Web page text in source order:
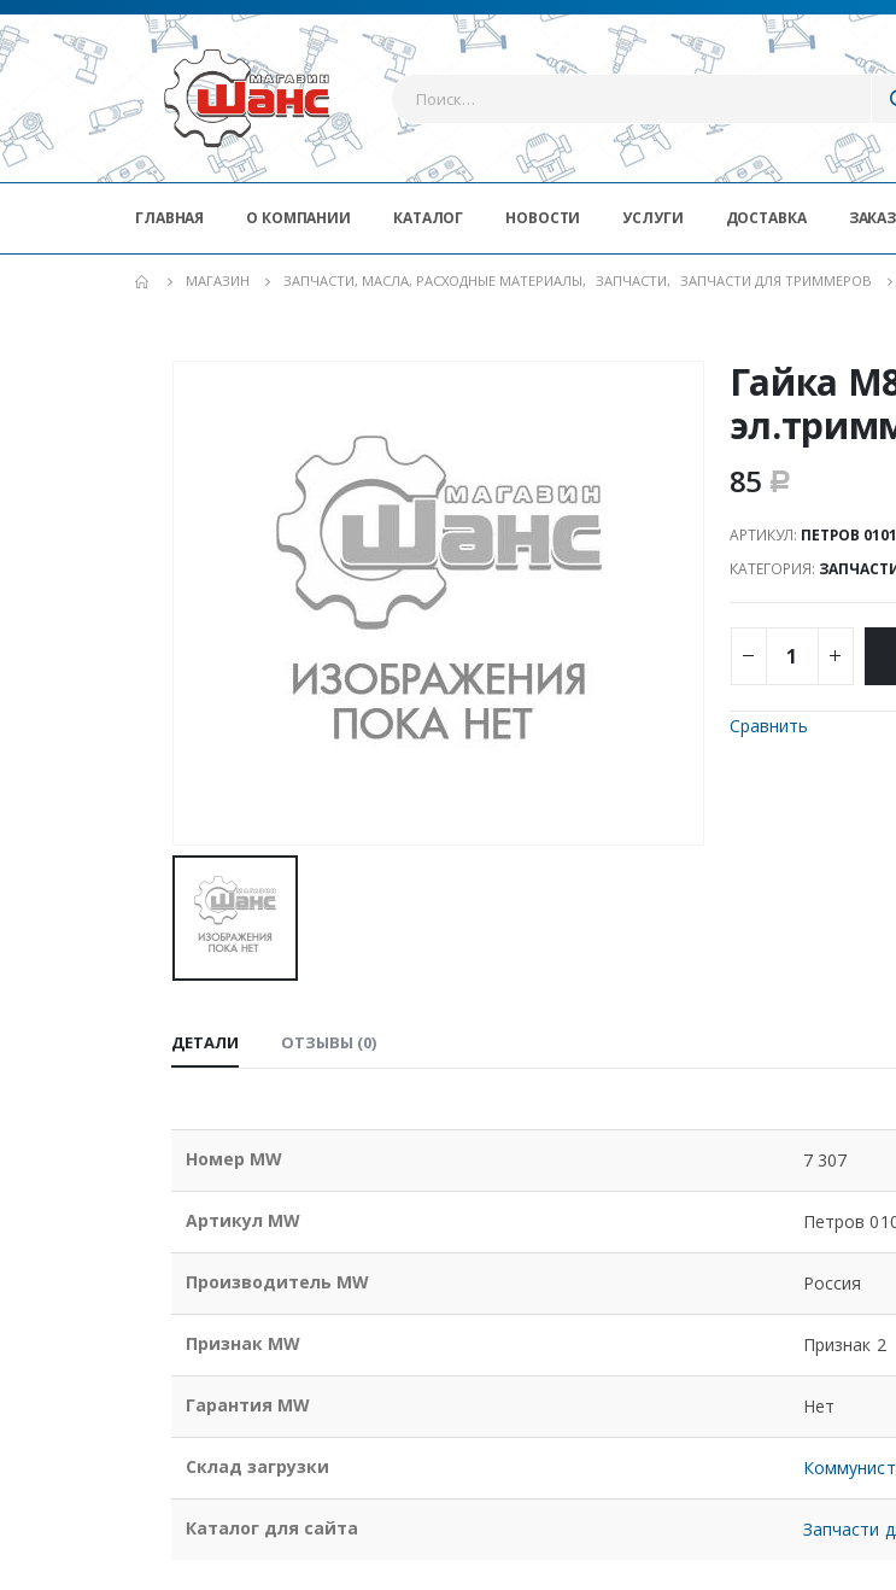
ГЛАВНАЯ О КОМПАНИИ КАТАЛОГ НОВОСТИ УСЛУГИ ДОСТАВКА ЗАКАЗ
МАГАЗИН ЗАПЧАСТИ, МАСЛА, РАСХОДНЫЕ МАТЕРИАЛЫ, ЗАПЧАСТИ, ЗАПЧАСТИ ДЛЯ ТРИММЕРОВ
Гайка
85 Р
АРТИКУЛ: ПЕТРОВ
КАТЕГОРИЯ:
Сравнить
ДЕТАЛИ ОТЗЫВЫ (0)
Номер MW 7 307
Артикул MW Петров
Производитель MW Россия
Признак MW Признак 2
Гарантия MW Нет
Склад загрузки
Каталог для сайта Запчасти